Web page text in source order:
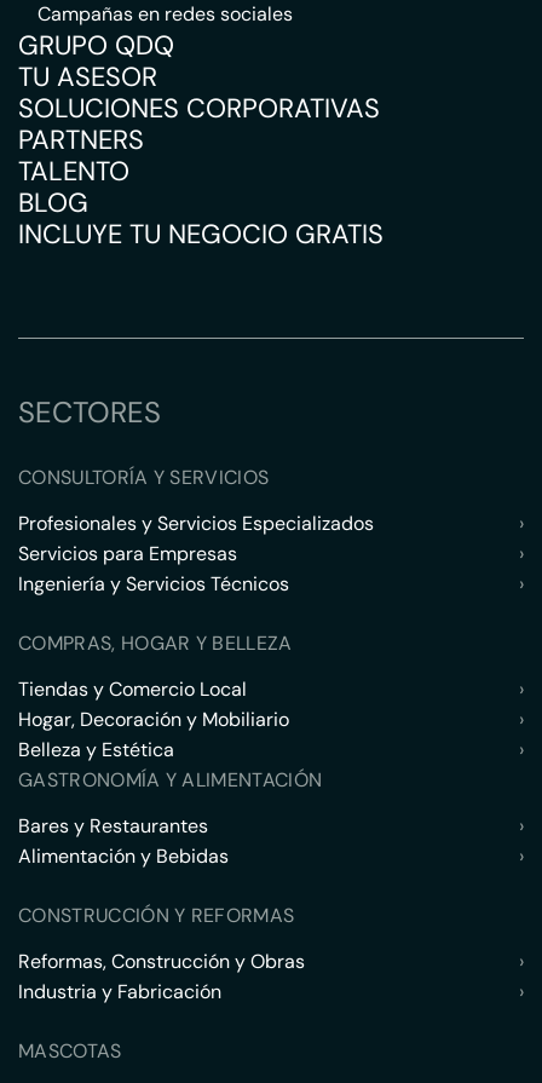
Campañas en redes sociales
GRUPO QDQ
TU ASESOR
SOLUCIONES CORPORATIVAS
PARTNERS
TALENTO
BLOG
INCLUYE TU NEGOCIO GRATIS
SECTORES
CONSULTORÍA Y SERVICIOS
Profesionales y Servicios Especializados
›
Servicios para Empresas
›
Ingeniería y Servicios Técnicos
›
COMPRAS, HOGAR Y BELLEZA
Tiendas y Comercio Local
›
Hogar, Decoración y Mobiliario
›
Belleza y Estética
›
GASTRONOMÍA Y ALIMENTACIÓN
Bares y Restaurantes
›
Alimentación y Bebidas
›
CONSTRUCCIÓN Y REFORMAS
Reformas, Construcción y Obras
›
Industria y Fabricación
›
MASCOTAS